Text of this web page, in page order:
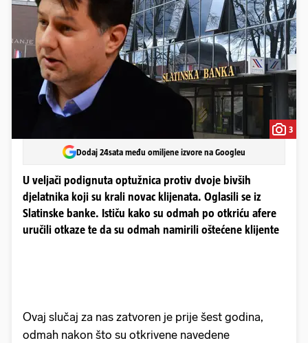
3
Dodaj 24sata među omiljene izvore na Googleu
U veljači podignuta optužnica protiv dvoje bivših
djelatnika koji su krali novac klijenata. Oglasili se iz
Slatinske banke. Ističu kako su odmah po otkriću afere
uručili otkaze te da su odmah namirili oštećene klijente
Ovaj slučaj za nas zatvoren je prije šest godina,
odmah nakon što su otkrivene navedene